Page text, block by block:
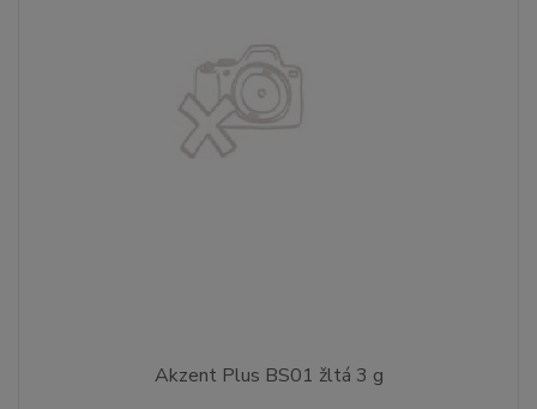
Akzent Plus BS01 žltá 3 g